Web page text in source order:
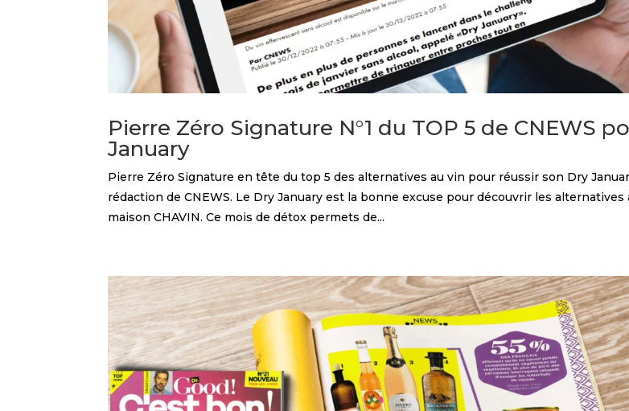
Pierre Zéro Signature N°1 du TOP 5 de CNEWS
January
Pierre Zéro Signature en tête du top 5 des alternatives au vin pour réussir son Dry
rédaction de CNEWS. Le Dry January est la bonne excuse pour découvrir les alternatives
maison CHAVIN. Ce mois de détox permets de...